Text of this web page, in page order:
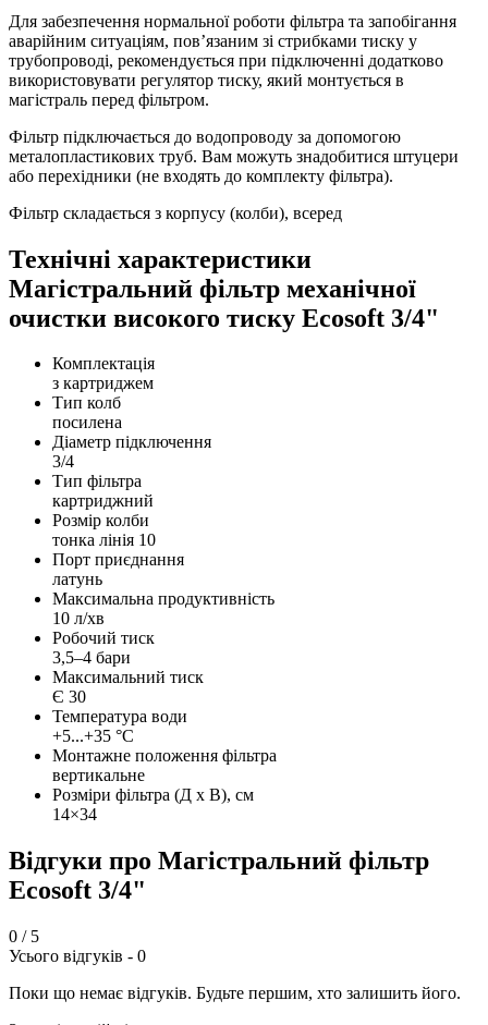
Для забезпечення нормальної роботи фільтра та запобігання
аварійним ситуаціям, пов’язаним зі стрибками тиску у
трубопроводі, рекомендується при підключенні додатково
використовувати регулятор тиску, який монтується в
магістраль перед фільтром.
Фільтр підключається до водопроводу за допомогою
металопластикових труб. Вам можуть знадобитися штуцери
або перехідники (не входять до комплекту фільтра).
Фільтр складається з корпусу (колби), всеред
Технічні характеристики
Магістральний фільтр механічної
очистки високого тиску Ecosoft 3/4"
Комплектація
з картриджем
Тип колб
посилена
Діаметр підключення
3/4
Тип фільтра
картриджний
Розмір колби
тонка лінія 10
Порт приєднання
латунь
Максимальна продуктивність
10 л/хв
Робочий тиск
3,5–4 бари
Максимальний тиск
Є 30
Температура води
+5...+35 °C
Монтажне положення фільтра
вертикальне
Розміри фільтра (Д х В), см
14×34
Відгуки про Магістральний фільтр
Ecosoft 3/4"
0 / 5
Усього відгуків - 0
Поки що немає відгуків. Будьте першим, хто залишить його.